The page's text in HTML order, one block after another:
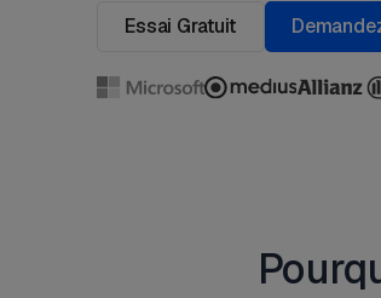
Essai Gratuit